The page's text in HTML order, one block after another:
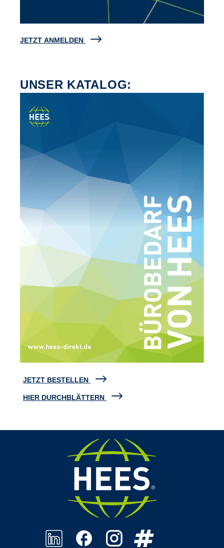
JETZT ANMELDEN
UNSER KATALOG:
JETZT BESTELLEN
HIER DURCHBLÄTTERN